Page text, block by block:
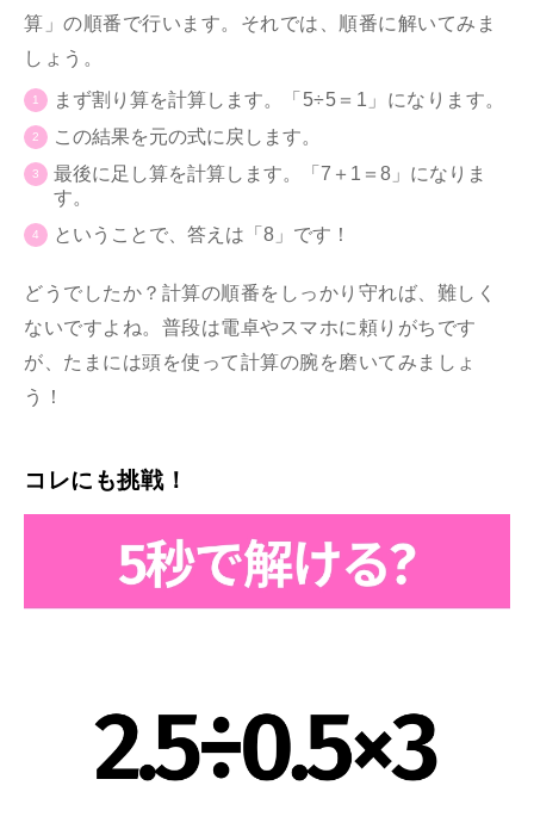
算」の順番で行います。それでは、順番に解いてみま
しょう。
まず割り算を計算します。
「5÷5＝1」になります。
この結果を元の式に戻します。
最後に足し算を計算します。「7＋1＝8」になりま
す。
ということで、答えは「8」です！
どうでしたか？計算の順番をしっかり守れば、難しく
ないですよね。普段は電卓やスマホに頼りがちです
が、たまには頭を使って計算の腕を磨いてみましょ
う！
コレにも挑戦！